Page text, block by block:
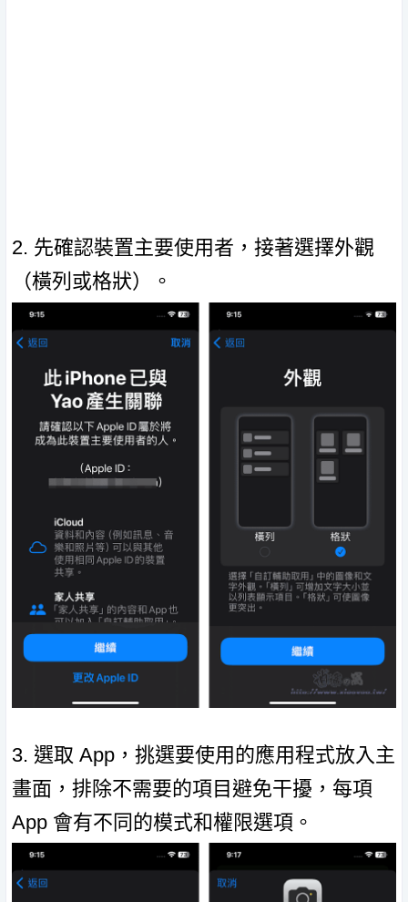
2. 先確認裝置主要使用者，接著選擇外觀
（橫列或格狀）。
3. 選取 App，挑選要使用的應用程式放入主
畫面，排除不需要的項目避免干擾，每項
App 會有不同的模式和權限選項。